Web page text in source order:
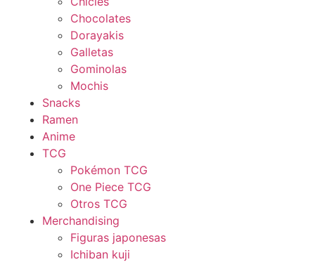
Chocolates
Dorayakis
Galletas
Gominolas
Mochis
Snacks
Ramen
Anime
TCG
Pokémon TCG
One Piece TCG
Otros TCG
Merchandising
Figuras japonesas
Ichiban kuji